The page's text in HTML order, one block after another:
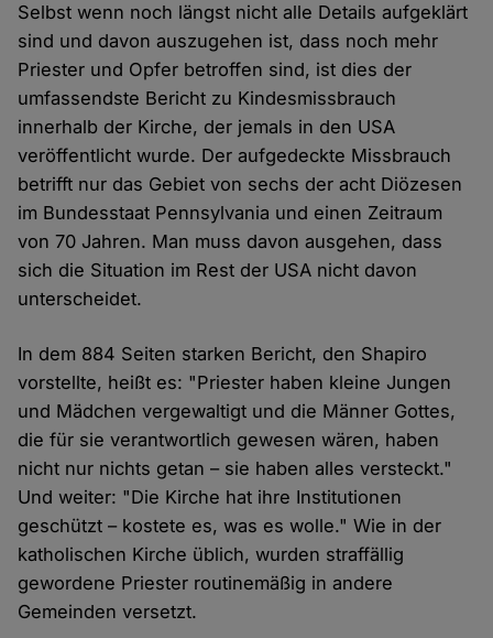
Selbst wenn noch längst nicht alle Details aufgeklärt
sind und davon auszugehen ist, dass noch mehr
Priester und Opfer betroffen sind, ist dies der
umfassendste Bericht zu Kindesmissbrauch
innerhalb der Kirche, der jemals in den USA
veröffentlicht wurde. Der aufgedeckte Missbrauch
betrifft nur das Gebiet von sechs der acht Diözesen
im Bundesstaat Pennsylvania und einen Zeitraum
von 70 Jahren. Man muss davon ausgehen, dass
sich die Situation im Rest der USA nicht davon
unterscheidet.
In dem 884 Seiten starken Bericht, den Shapiro
vorstellte, heißt es: "Priester haben kleine Jungen
und Mädchen vergewaltigt und die Männer Gottes,
die für sie verantwortlich gewesen wären, haben
nicht nur nichts getan – sie haben alles versteckt."
Und weiter: "Die Kirche hat ihre Institutionen
geschützt – kostete es, was es wolle." Wie in der
katholischen Kirche üblich, wurden straffällig
gewordene Priester routinemäßig in andere
Gemeinden versetzt.